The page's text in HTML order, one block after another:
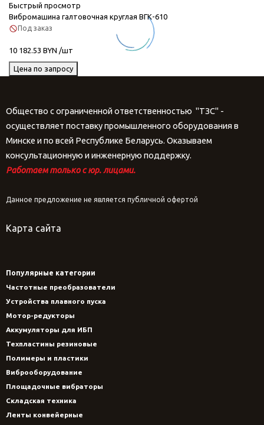
Быстрый просмотр
Вибромашина галтовочная круглая ВГК-610
Под заказ
10 182.53 BYN /шт
Цена по запросу
Общество с ограниченной ответственностью "ТЗС" -
осуществляет поставку промышленного оборудования в
Минске и по всей Республике Беларусь. Оказываем
консультационную и инженерную поддержку.
Работаем только с юр. лицами.
Данное предложение не является публичной офертой
Карта сайта
Популярные категории
Частотные преобразователи
Устройства плавного пуска
Мотор-редукторы
Аккумуляторы для ИБП
Техпластины резиновые
Полимеры и пластики
Виброоборудование
Площадочные вибраторы
Складская техника
Ленты конвейерные